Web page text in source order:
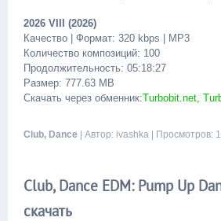
2026 VIII (2026)
Качество | Формат: 320 kbps | MP3
Количество композиций: 100
Продолжительность: 05:18:27
Размер: 777.63 MB
Скачать через обменник:Turbobit.net,
Club, Dance | Автор: ivashka | Просмотров:
Club, Dance EDM: Pump Up
скачать